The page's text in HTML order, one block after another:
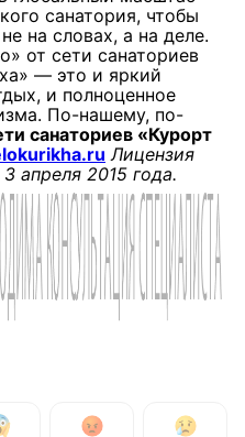
санатория, чтобы
на словах, а на деле.
от сети санаториев
— это и яркий
и полноценное
По-нашему, по-
санаториев «Курорт
Лицензия
апреля 2015 года.